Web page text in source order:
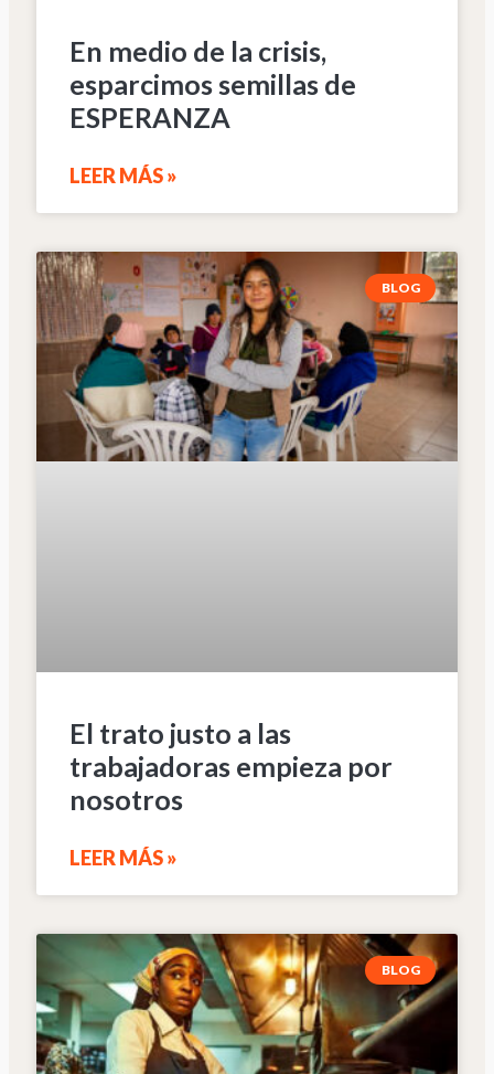
En medio de la crisis,
esparcimos semillas de
ESPERANZA
LEER MÁS »
BLOG
El trato justo a las
trabajadoras empieza por
nosotros
LEER MÁS »
BLOG